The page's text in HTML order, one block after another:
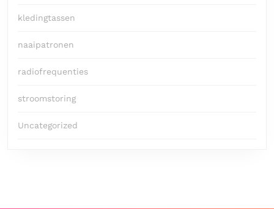
kledingtassen
naaipatronen
radiofrequenties
stroomstoring
Uncategorized